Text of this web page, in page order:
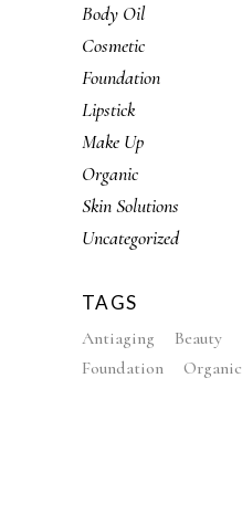
Body Oil
Cosmetic
Foundation
Lipstick
Make Up
Organic
Skin Solutions
Uncategorized
TAGS
Antiaging Beauty
Foundation
Organic